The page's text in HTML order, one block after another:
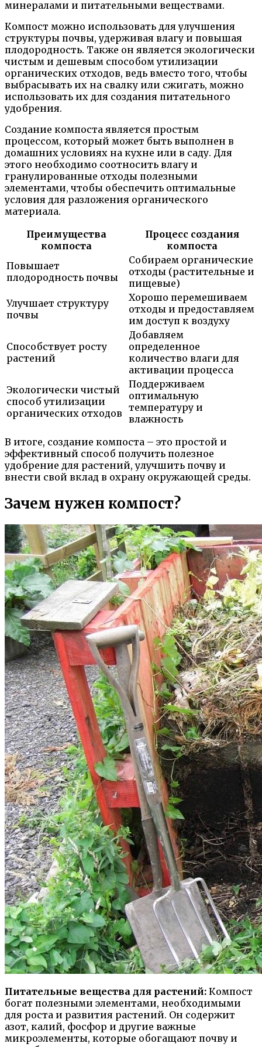
минералами и питательными веществами.
Компост можно использовать для улучшения
структуры почвы, удерживая влагу и повышая
плодородность. Также он является экологически
чистым и дешевым способом утилизации
органических отходов, ведь вместо того, чтобы
выбрасывать их на свалку или сжигать, можно
использовать их для создания питательного
удобрения.
Создание компоста является простым
процессом, который может быть выполнен в
домашних условиях на кухне или в саду. Для
этого необходимо соотносить влагу и
гранулированные отходы полезными
элементами, чтобы обеспечить оптимальные
условия для разложения органического
материала.
Преимущества
компоста
Процесс создания
компоста
Повышает
плодородность почвы
Собираем органические
отходы (растительные и
пищевые)
Улучшает структуру
почвы
Хорошо перемешиваем
отходы и предоставляем
им доступ к воздуху
Способствует росту
растений
Добавляем
определенное
количество влаги для
активации процесса
Экологически чистый
способ утилизации
органических отходов
Поддерживаем
оптимальную
температуру и
влажность
В итоге, создание компоста – это простой и
эффективный способ получить полезное
удобрение для растений, улучшить почву и
внести свой вклад в охрану окружающей среды.
Зачем нужен компост?
Питательные вещества для растений: Компост
богат полезными элементами, необходимыми
для роста и развития растений. Он содержит
азот, калий, фосфор и другие важные
микроэлементы, которые обогащают почву и